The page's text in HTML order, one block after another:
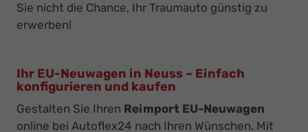
Sie nicht die Chance, Ihr Traumauto günstig zu
erwerben!
Ihr EU-Neuwagen in Neuss – Einfach
konfigurieren und kaufen
Gestalten Sie Ihren Reimport EU-Neuwagen
online bei Autoflex24 nach Ihren Wünschen. Mit